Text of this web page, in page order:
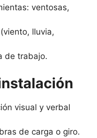
ventosas,
lluvia,
de trabajo.
visual y verbal
de carga o giro.